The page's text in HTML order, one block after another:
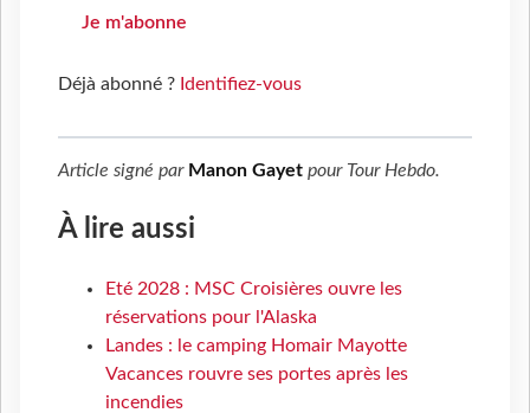
Je m'abonne
Déjà abonné ? Identifiez-vous
Article signé par Manon Gayet pour Tour Hebdo.
À lire aussi
Eté 2028 : MSC Croisières ouvre les
réservations pour l'Alaska
Landes : le camping Homair Mayotte
Vacances rouvre ses portes après les
incendies